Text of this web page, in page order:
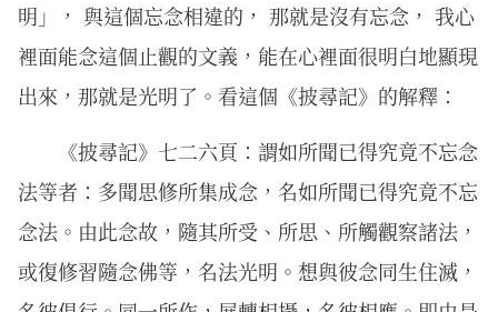
明」， 與這個忘念相違的， 那就是沒有忘念， 我心
裡面能念這個止觀的文義，能在心裡面很明白地顯現
出來，那就是光明了。看這個《披尋記》的解釋：
《披尋記》七二六頁：謂如所聞已得究竟不忘念
法等者：多聞思修所集成念，名如所聞已得究竟不忘
念法。由此念故，隨其所受、所思、所觸觀察諸法，
或復修習隨念佛等，名法光明。想與彼念同生住滅，